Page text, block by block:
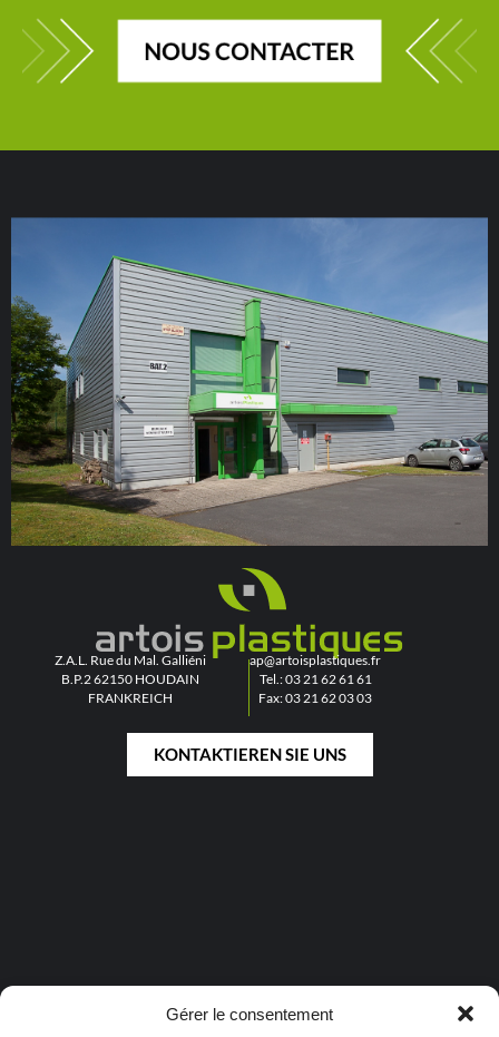
Gérer le consentement
Z.A.L. Rue du Mal. Galliéni
B.P.2 62150 HOUDAIN
FRANKREICH
ap@artoisplastiques.fr
Tel.: 03 21 62 61 61
Fax: 03 21 62 03 03
KONTAKTIEREN SIE UNS